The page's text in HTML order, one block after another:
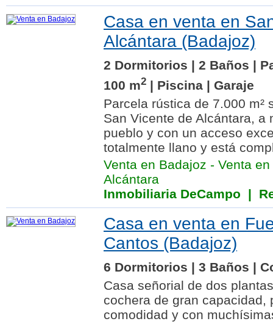
Casa en venta en
Alcántara (Badajoz)
2 Dormitorios | 2 Baños |
100 m2 | Piscina | Garaje
Parcela rústica de 7.000 m²
San Vicente de Alcántara, a
pueblo y con un acceso
totalmente llano y está
Venta en Badajoz - Venta
Alcántara
Inmobiliaria DeCampo |
Casa en venta en
Cantos (Badajoz)
6 Dormitorios | 3 Baños |
Casa señorial de dos
cochera de gran capacidad,
comodidad y con